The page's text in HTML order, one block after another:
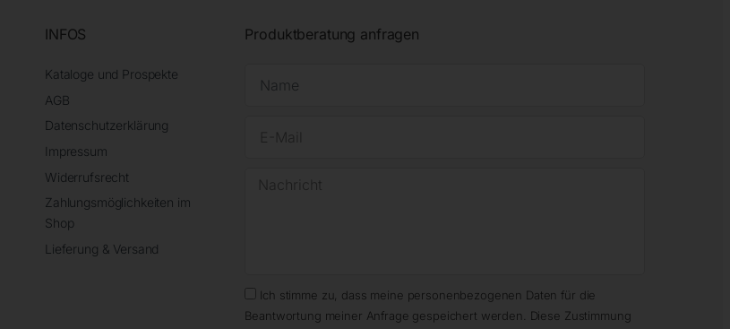
INFOS
Kataloge und Prospekte
AGB
Datenschutzerklärung
Impressum
Widerrufsrecht
Zahlungsmöglichkeiten im
Shop
Lieferung & Versand
Produktberatung anfragen
Ich stimme zu, dass meine personenbezogenen Daten für die
Beantwortung meiner Anfrage gespeichert werden. Diese Zustimmung